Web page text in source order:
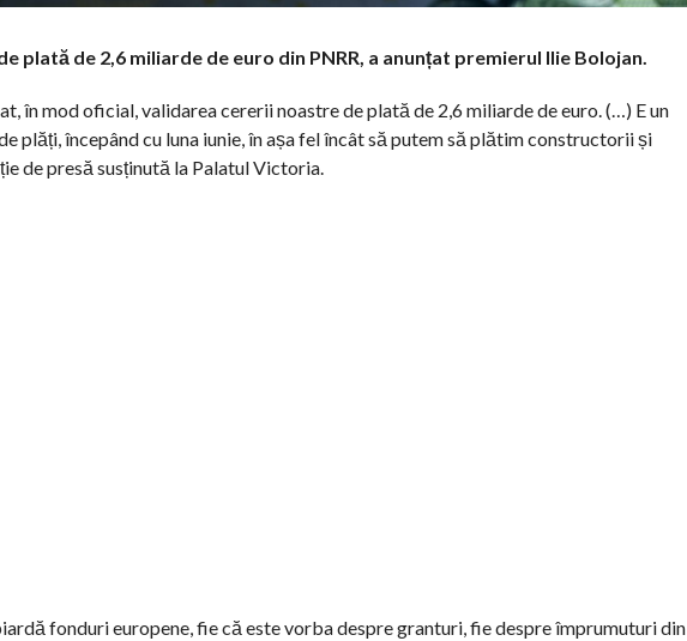
plată de 2,6 miliarde de euro din PNRR, a anunțat premierul Ilie Bolojan.
în mod oficial, validarea cererii noastre de plată de 2,6 miliarde de euro. (…) E un
plăți, începând cu luna iunie, în așa fel încât să putem să plătim constructorii și
de presă susținută la Palatul Victoria.
fonduri europene, fie că este vorba despre granturi, fie despre împrumuturi din